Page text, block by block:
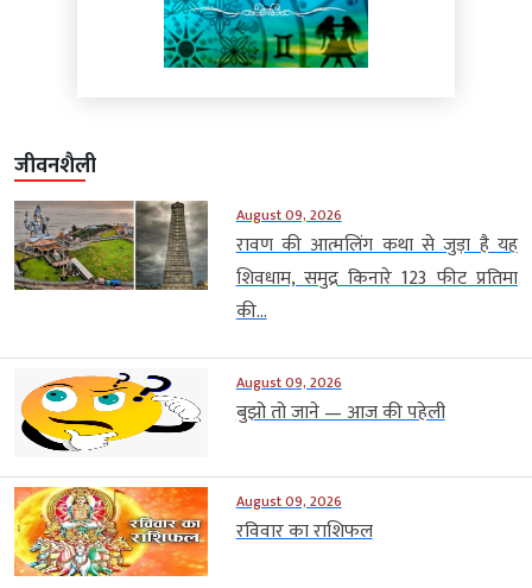
जीवनशैली
August 09, 2026
रावण की आत्मलिंग कथा से जुड़ा है यह
शिवधाम, समुद्र किनारे 123 फीट प्रतिमा
की...
August 09, 2026
बुझो तो जाने — आज की पहेली
August 09, 2026
रविवार का राशिफल